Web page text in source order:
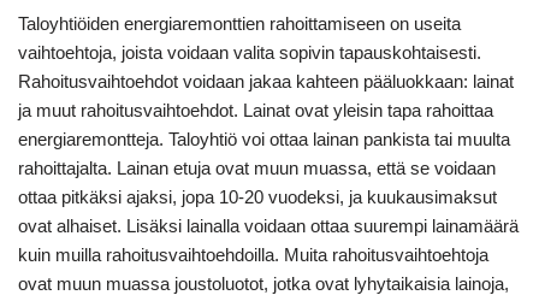
Taloyhtiöiden energiaremonttien rahoittamiseen on useita
vaihtoehtoja, joista voidaan valita sopivin tapauskohtaisesti.
Rahoitusvaihtoehdot voidaan jakaa kahteen pääluokkaan: lainat
ja muut rahoitusvaihtoehdot. Lainat ovat yleisin tapa rahoittaa
energiaremontteja. Taloyhtiö voi ottaa lainan pankista tai muulta
rahoittajalta. Lainan etuja ovat muun muassa, että se voidaan
ottaa pitkäksi ajaksi, jopa 10-20 vuodeksi, ja kuukausimaksut
ovat alhaiset. Lisäksi lainalla voidaan ottaa suurempi lainamäärä
kuin muilla rahoitusvaihtoehdoilla. Muita rahoitusvaihtoehtoja
ovat muun muassa joustoluotot, jotka ovat lyhytaikaisia lainoja,